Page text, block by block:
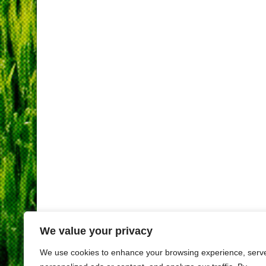
We value your privacy
We use cookies to enhance your browsing experience,